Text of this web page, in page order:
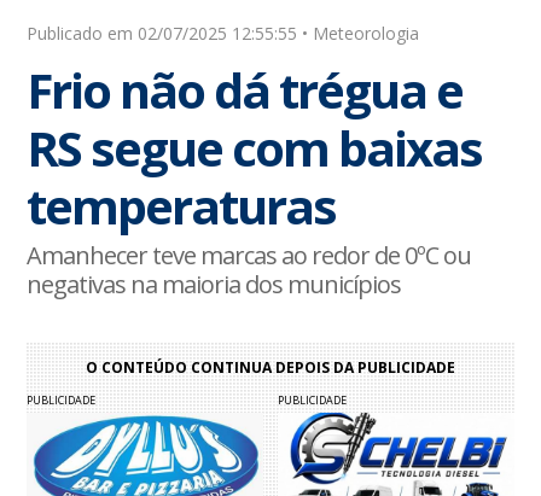
Publicado em 02/07/2025 12:55:55 • Meteorologia
Frio não dá trégua e
RS segue com baixas
temperaturas
Amanhecer teve marcas ao redor de 0ºC ou
negativas na maioria dos municípios
O CONTEÚDO CONTINUA DEPOIS DA PUBLICIDADE
PUBLICIDADE PUBLICIDADE